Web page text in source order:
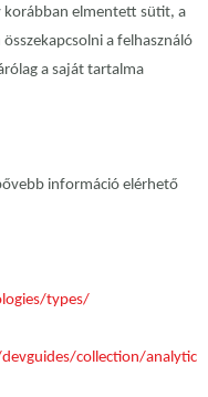
korábban elmentett sütit, a
a felhasználó
a saját tartalma
információ elérhető
types/
collection/analytic